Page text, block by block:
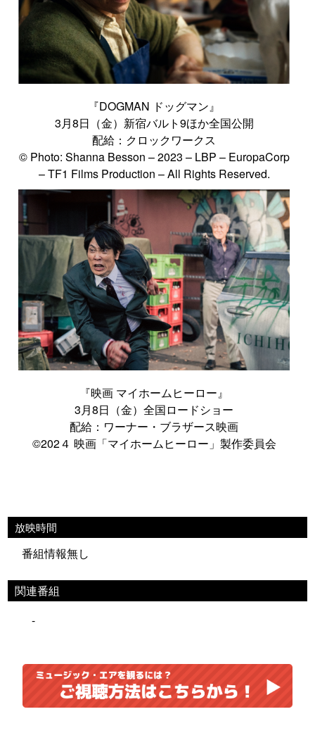
『DOGMAN ドッグマン』
3月8日（金）新宿バルト9ほか全国公開
配給：クロックワークス
© Photo: Shanna Besson – 2023 – LBP – EuropaCorp
– TF1 Films Production – All Rights Reserved.
『映画 マイホームヒーロー』
3月8日（金）全国ロードショー
配給：ワーナー・ブラザース映画
©202４ 映画「マイホームヒーロー」製作委員会
放映時間
番組情報無し
関連番組
-